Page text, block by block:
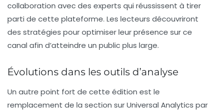
collaboration avec des experts qui réussissent à tirer
parti de cette plateforme. Les lecteurs découvriront
des stratégies pour optimiser leur présence sur ce
canal afin d’atteindre un public plus large.
Évolutions dans les outils d’analyse
Un autre point fort de cette édition est le
remplacement de la section surUniversal Analytics par